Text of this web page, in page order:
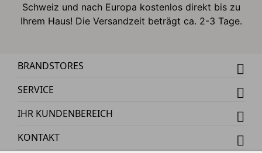
Schweiz und nach Europa kostenlos direkt bis zu
Ihrem Haus! Die Versandzeit beträgt ca. 2-3 Tage.
BRANDSTORES
SERVICE
IHR KUNDENBEREICH
KONTAKT